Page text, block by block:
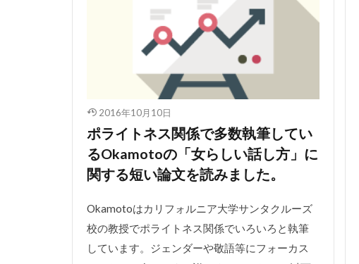
2016年10月10日
ポライトネス関係で多数執筆してい
るOkamotoの「女らしい話し方」に
関する短い論文を読みました。
Okamotoはカリフォルニア大学サンタクルーズ
校の教授でポライトネス関係でいろいろと執筆
しています。ジェンダーや敬語等にフォーカス